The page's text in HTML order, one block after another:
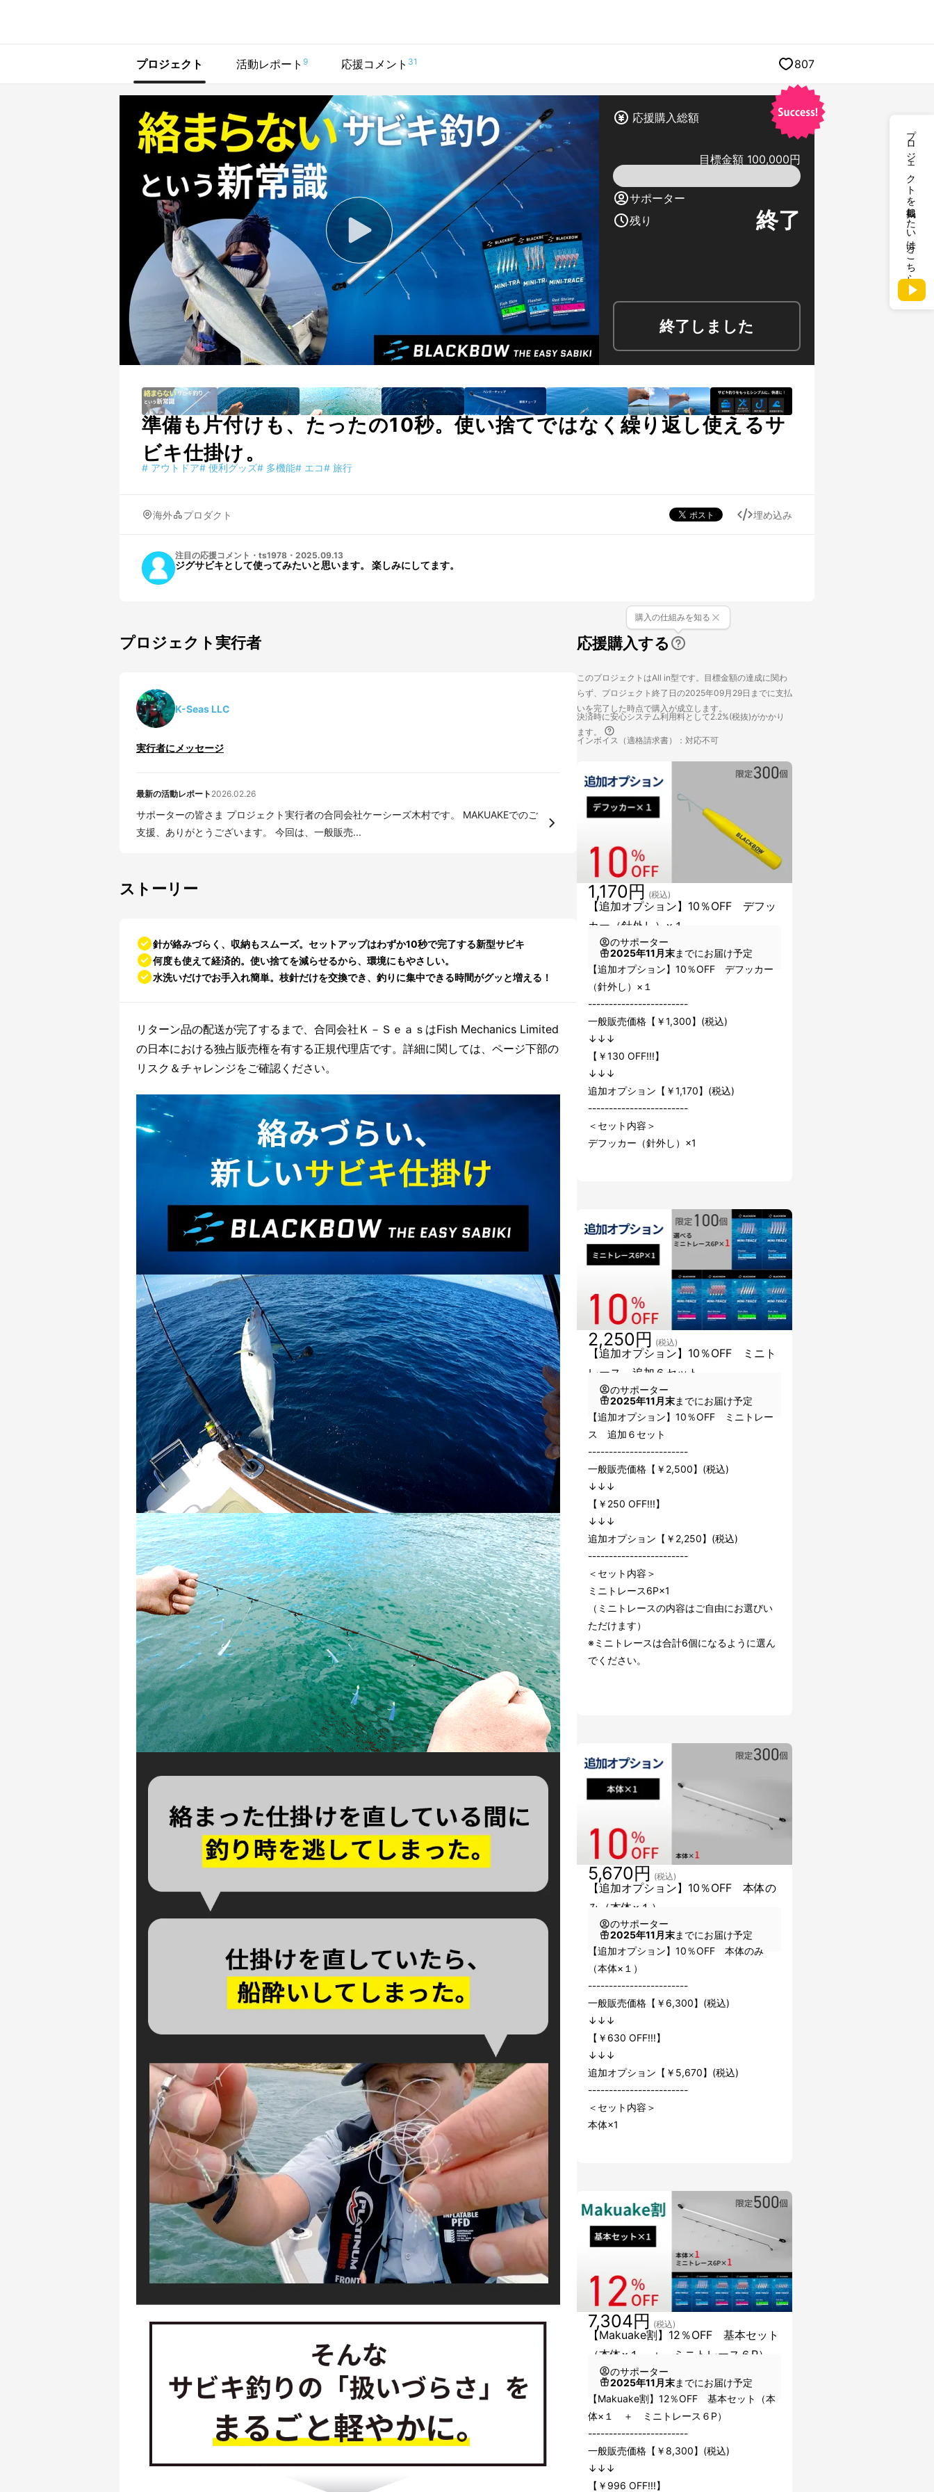
プロジェクトを掲載したい方はこちら
プロジェクト 活動レポート 9 応援コメント 31 807
応援購入総額
目標金額 100,000円
サポーター
残り
終了
終了しました
準備も片付けも、たったの10秒。使い捨てではなく繰り返し使えるサ
ビキ仕掛け。
# アウトドア# 便利グッズ# 多機能# エコ# 旅行
海外 プロダクト 埋め込み
注目の応援コメント ・ ts1978 ・ 2025.09.13
ジグサビキとして使ってみたいと思います。 楽しみにしてます。
プロジェクト実行者
K-Seas LLC
実行者にメッセージ
最新の活動レポート 2026.02.26
サポーターの皆さま プロジェクト実行者の合同会社ケーシーズ木村です。 MAKUAKEでのご
支援、ありがとうございます。 今回は、一般販売...
ストーリー
針が絡みづらく、収納もスムーズ。セットアップはわずか10秒で完了する新型サビキ
何度も使えて経済的。使い捨てを減らせるから、環境にもやさしい。
水洗いだけでお手入れ簡単。枝針だけを交換でき、釣りに集中できる時間がグッと増える！
リターン品の配送が完了するまで、合同会社Ｋ－ＳｅａｓはFish Mechanics Limited
の日本における独占販売権を有する正規代理店です。詳細に関しては、ページ下部の
リスク＆チャレンジをご確認ください。
応援購入する
購入の仕組みを知る
このプロジェクトはAll in型です。目標金額の達成に関わ
らず、プロジェクト終了日の2025年09月29日までに支払
いを完了した時点で購入が成立します。
決済時に安心システム利用料として2.2%(税抜)がかかり
ます。
インボイス（適格請求書）：対応不可
【追加オプション】10％OFF デフッ
カー（針外し）×１
1,170円 (税込)
のサポーター
2025年11月末までにお届け予定
【追加オプション】10％OFF デフッカー
（針外し）×１
------------------------
一般販売価格【￥1,300】(税込)
↓↓↓
【￥130 OFF!!!】
↓↓↓
追加オプション【￥1,170】(税込)
------------------------
＜セット内容＞
デフッカー（針外し）×1
【追加オプション】10％OFF ミニト
レース 追加６セット
2,250円 (税込)
のサポーター
2025年11月末までにお届け予定
【追加オプション】10％OFF ミニトレー
ス 追加６セット
------------------------
一般販売価格【￥2,500】(税込)
↓↓↓
【￥250 OFF!!!】
↓↓↓
追加オプション【￥2,250】(税込)
------------------------
＜セット内容＞
ミニトレース6P×1
（ミニトレースの内容はご自由にお選びい
ただけます）
※ミニトレースは合計6個になるように選ん
でください。
【追加オプション】10％OFF 本体の
み（本体×１）
5,670円 (税込)
のサポーター
2025年11月末までにお届け予定
【追加オプション】10％OFF 本体のみ
（本体×１）
------------------------
一般販売価格【￥6,300】(税込)
↓↓↓
【￥630 OFF!!!】
↓↓↓
追加オプション【￥5,670】(税込)
------------------------
＜セット内容＞
本体×1
【Makuake割】12％OFF 基本セット
（本体×１ ＋ ミニトレース６P）
7,304円 (税込)
のサポーター
2025年11月末までにお届け予定
【Makuake割】12％OFF 基本セット（本
体×１ ＋ ミニトレース６P）
------------------------
一般販売価格【￥8,300】(税込)
↓↓↓
【￥996 OFF!!!】